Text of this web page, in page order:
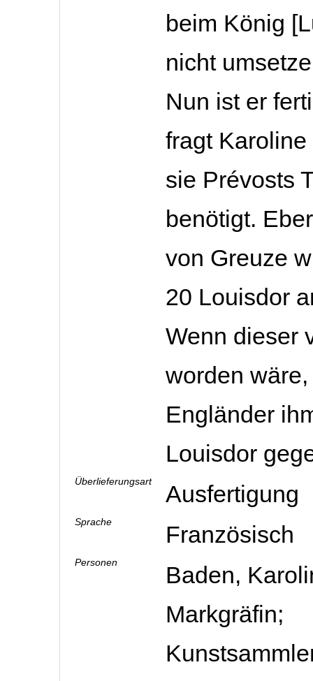
beim König
nicht
Nun ist er
fragt
sie Prévosts
benötigt.
von Greuze
20 Louisdor
Wenn dieser
worden
Engländer
Louisdor
Überlieferungsart Ausfertigung
Sprache Französisch
Personen
Baden,
Markgräfin;